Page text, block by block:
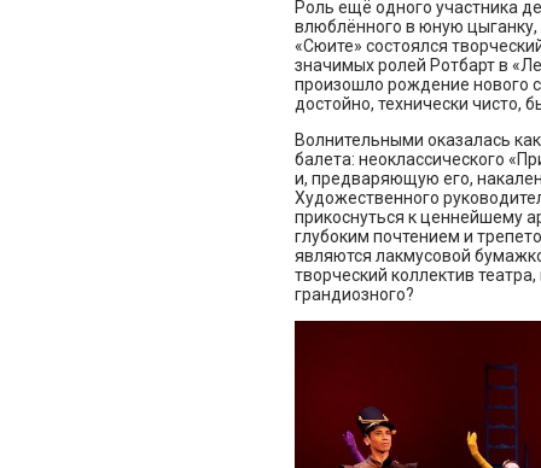
Роль ещё одного участника
влюблённого в юную цыганку,
«Сюите» состоялся
значимых ролей Ротбарт в
произошло рождение нового
достойно, технически чисто,
Волнительными оказалась
балета: неоклассического
и, предваряющую его,
Художественного
прикоснуться к ценнейшему
глубоким почтением и
являются лакмусовой
творческий коллектив
грандиозного?